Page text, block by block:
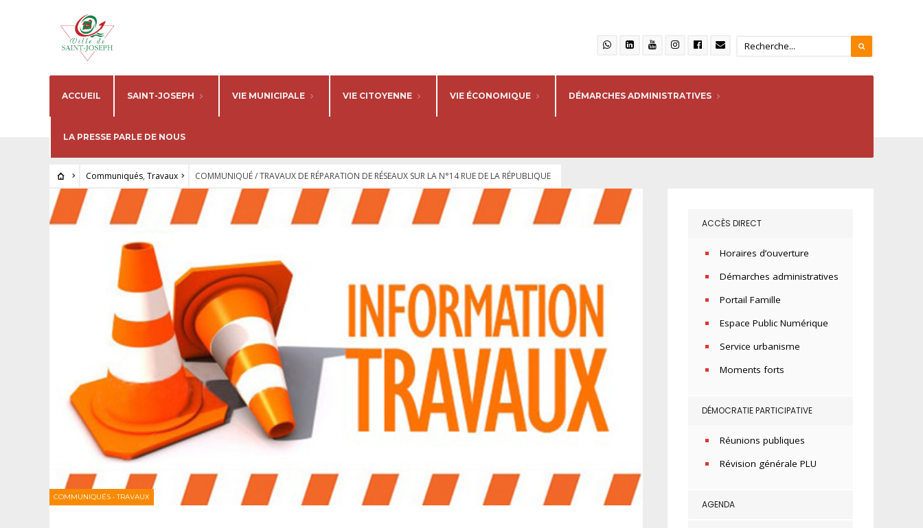
ACCUEIL SAINT-JOSEPH VIE MUNICIPALE VIE CITOYENNE VIE ÉCONOMIQUE DÉMARCHES ADMINISTRATIVES
LA PRESSE PARLE DE NOUS
Communiqués, Travaux COMMUNIQUÉ / TRAVAUX DE RÉPARATION DE RÉSEAUX SUR LA N°14 RUE DE LA RÉPUBLIQUE
COMMUNIQUÉS •TRAVAUX
ACCÈS DIRECT
Horaires d’ouverture
Démarches administratives
Portail Famille
Espace Public Numérique
Service urbanisme
Moments forts
DÉMOCRATIE PARTICIPATIVE
Réunions publiques
Révision générale PLU
AGENDA